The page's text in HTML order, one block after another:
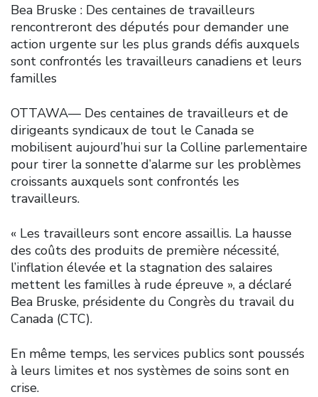
Bea Bruske : Des centaines de travailleurs
rencontreront des députés pour demander une
action urgente sur les plus grands défis auxquels
sont confrontés les travailleurs canadiens et leurs
familles
OTTAWA–– Des centaines de travailleurs et de
dirigeants syndicaux de tout le Canada se
mobilisent aujourd’hui sur la Colline parlementaire
pour tirer la sonnette d’alarme sur les problèmes
croissants auxquels sont confrontés les
travailleurs.
« Les travailleurs sont encore assaillis. La hausse
des coûts des produits de première nécessité,
l’inflation élevée et la stagnation des salaires
mettent les familles à rude épreuve », a déclaré
Bea Bruske, présidente du Congrès du travail du
Canada (CTC).
En même temps, les services publics sont poussés
à leurs limites et nos systèmes de soins sont en
crise.